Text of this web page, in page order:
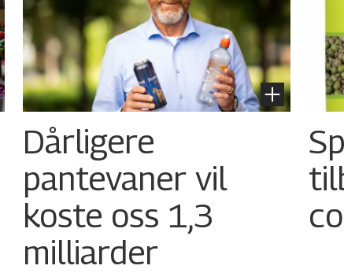
Dårligere
pantevaner vil
koste oss 1,3
milliarder